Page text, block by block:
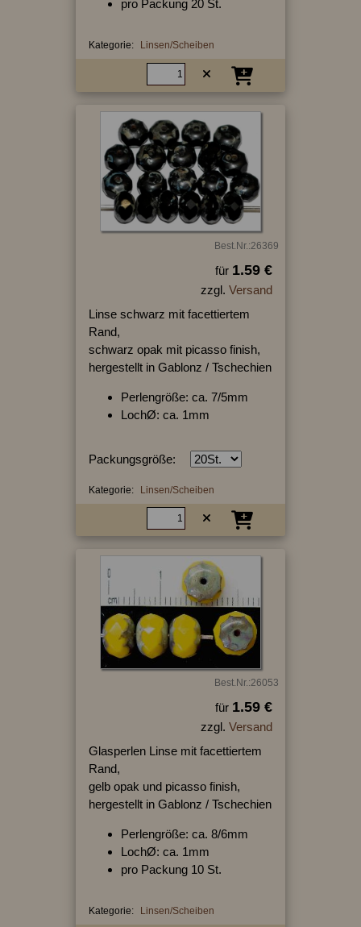
pro Packung 20 St.
Kategorie: Linsen/Scheiben
Best.Nr.:26369
für 1.59 €
zzgl. Versand
Linse schwarz mit facettiertem
Rand,
schwarz opak mit picasso finish,
hergestellt in Gablonz / Tschechien
Perlengröße: ca. 7/5mm
LochØ: ca. 1mm
Packungsgröße:
Kategorie: Linsen/Scheiben
Best.Nr.:26053
für 1.59 €
zzgl. Versand
Glasperlen Linse mit facettiertem
Rand,
gelb opak und picasso finish,
hergestellt in Gablonz / Tschechien
Perlengröße: ca. 8/6mm
LochØ: ca. 1mm
pro Packung 10 St.
Kategorie: Linsen/Scheiben